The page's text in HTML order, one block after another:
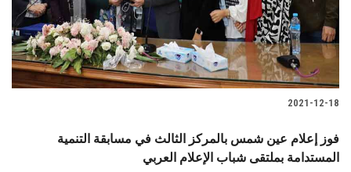
هيئة التدريس
الدراسات العليا
2021-12-18
فوز إعلام عين شمس بالمركز الثالث في مسابقة التنمية
المستدامة بملتقى شباب الإعلام العربي